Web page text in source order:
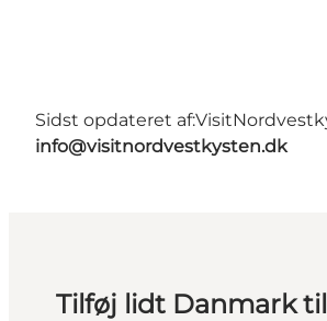
Sidst opdateret af:
info@visitnordvestkysten.dk
Tilføj lidt Danmark